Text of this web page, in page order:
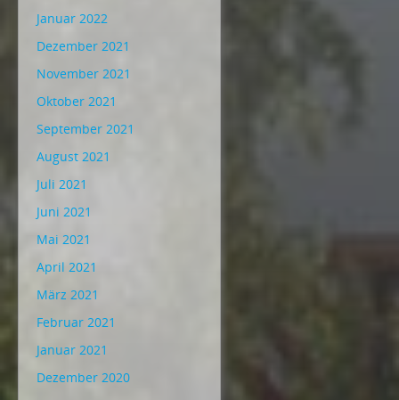
Januar 2022
Dezember 2021
November 2021
Oktober 2021
September 2021
August 2021
Juli 2021
Juni 2021
Mai 2021
April 2021
März 2021
Februar 2021
Januar 2021
Dezember 2020